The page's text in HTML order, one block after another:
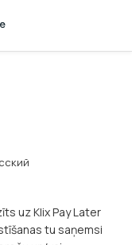
uz Klix Pay Later
tu saņemsi